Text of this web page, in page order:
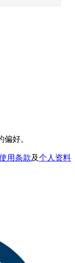
偏好。
用条款及个人资料